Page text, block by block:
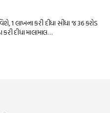
1 લાખના કરી દીધા સીધા જ 36 કરોડ
દીધા માલામાલ…